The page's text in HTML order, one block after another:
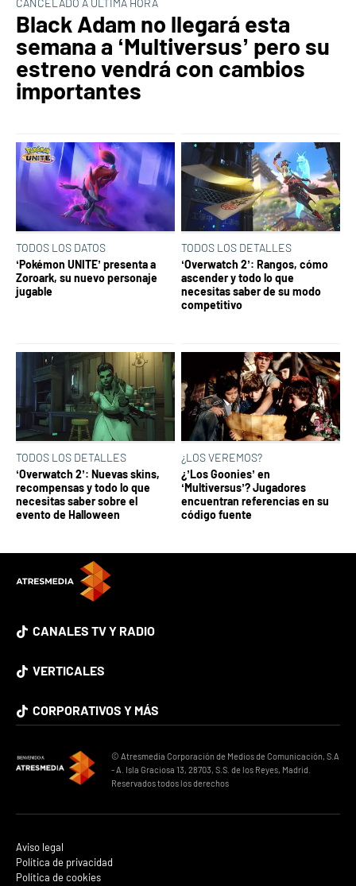
Black Adam no llegará esta
semana a ‘Multiversus’ pero su
estreno vendrá con cambios
importantes
TODOS LOS DATOS
‘Pokémon UNITE’ presenta a
Zoroark, su nuevo personaje
jugable
TODOS LOS DETALLES
‘Overwatch 2’: Rangos, cómo
ascender y todo lo que
necesitas saber de su modo
competitivo
TODOS LOS DETALLES
‘Overwatch 2’: Nuevas skins,
recompensas y todo lo que
necesitas saber sobre el
evento de Halloween
¿LOS VEREMOS?
¿’Los Goonies’ en
‘Multiversus’? Jugadores
encuentran referencias en su
código fuente
CANALES TV Y RADIO
VERTICALES
CORPORATIVOS Y MÁS
© Atresmedia Corporación de Medios de Comunicación, S.A
- A. Isla Graciosa 13, 28703, S.S. de los Reyes, Madrid.
Reservados todos los derechos
Aviso legal
Política de privacidad
Política de cookies